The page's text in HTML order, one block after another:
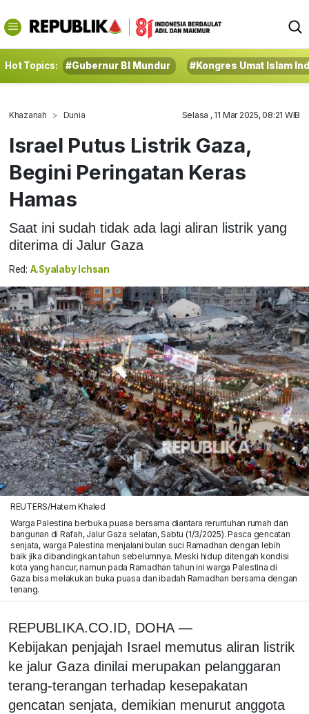
Hot Topics: #Gubernur BI Mundur #Kongres Umat Islam
Khazanah Dunia Selasa , 11 Mar 2025, 08:21 WIB
Israel Putus Listrik Gaza,
Begini Peringatan Keras
Hamas
Saat ini sudah tidak ada lagi aliran listrik yang
diterima di Jalur Gaza
Red: A.Syalaby Ichsan
REUTERS/Hatem Khaled
Warga Palestina berbuka puasa bersama diantara reruntuhan rumah dan
bangunan di Rafah, Jalur Gaza selatan, Sabtu (1/3/2025). Pasca gencatan
senjata, warga Palestina menjalani bulan suci Ramadhan dengan lebih
baik jika dibandingkan tahun sebelumnya. Meski hidup ditengah kondisi
kota yang hancur, namun pada Ramadhan tahun ini warga Palestina di
Gaza bisa melakukan buka puasa dan ibadah Ramadhan bersama dengan
tenang.
REPUBLIKA.CO.ID, DOHA —
Kebijakan penjajah Israel memutus aliran listrik
ke jalur Gaza dinilai merupakan pelanggaran
terang-terangan terhadap kesepakatan
gencatan senjata, demikian menurut anggota